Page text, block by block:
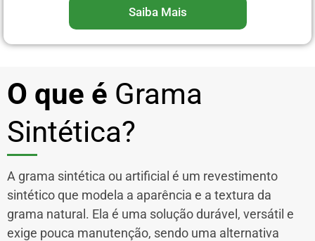
Saiba Mais
O que é Grama
Sintética?
A grama sintética ou artificial é um revestimento
sintético que modela a aparência e a textura da
grama natural. Ela é uma solução durável, versátil e
exige pouca manutenção, sendo uma alternativa